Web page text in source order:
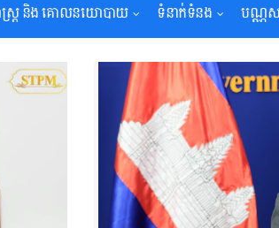
រ្ត និង គោលនយោបាយ ទំនាក់ទំនង បណ្ណស